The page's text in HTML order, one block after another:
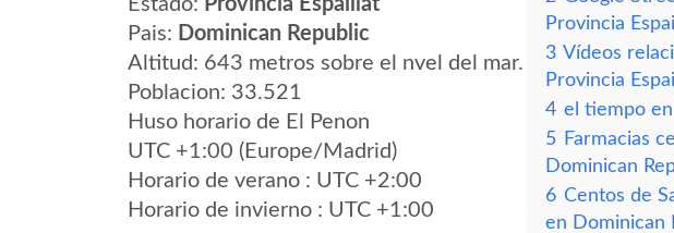
Estado: Provincia Espaillat
Pais: Dominican Republic
Altitud: 643 metros sobre el nvel del mar.
Poblacion: 33.521
Huso horario de El Penon
UTC +1:00 (Europe/Madrid)
Horario de verano : UTC +2:00
Horario de invierno : UTC +1:00
Provincia
3 Vídeos
Provincia
4 el tiempo
5 Farmacias
Dominican
6 Centos de
en Dominican